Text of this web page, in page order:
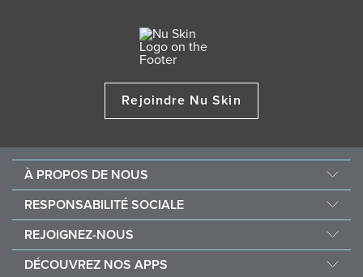
Rejoindre Nu Skin
À PROPOS DE NOUS
Au sujet de Nu Skin
Offres d’emploi
RESPONSABILITÉ SOCIALE
Force for Good
Acheter et faire un don Vitameal
REJOIGNEZ-NOUS
Pourquoi Nu Skin
DÉCOUVREZ NOS APPS